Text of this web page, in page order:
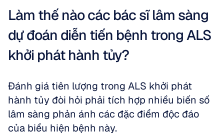
Làm thế nào các bác sĩ lâm sàng
dự đoán diễn tiến bệnh trong ALS
khởi phát hành tủy?
Đánh giá tiên lượng trong ALS khởi phát
hành tủy đòi hỏi phải tích hợp nhiều biến số
lâm sàng phản ánh các đặc điểm độc đáo
của biểu hiện bệnh này.